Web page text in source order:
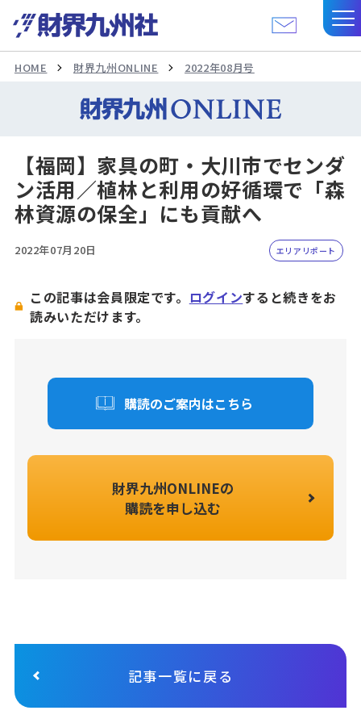
HOME 財界九州ONLINE 2022年08月号
【福岡】家具の町・大川市でセンダ
ン活用／植林と利用の好循環で「森
林資源の保全」にも貢献へ
2022年07月20日 エリアリポート
この記事は会員限定です。 ログインすると続きをお
読みいただけます。
購読のご案内はこちら
財界九州ONLINEの
購読を申し込む
記事一覧に戻る